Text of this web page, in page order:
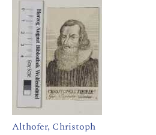
Althofer, Christoph